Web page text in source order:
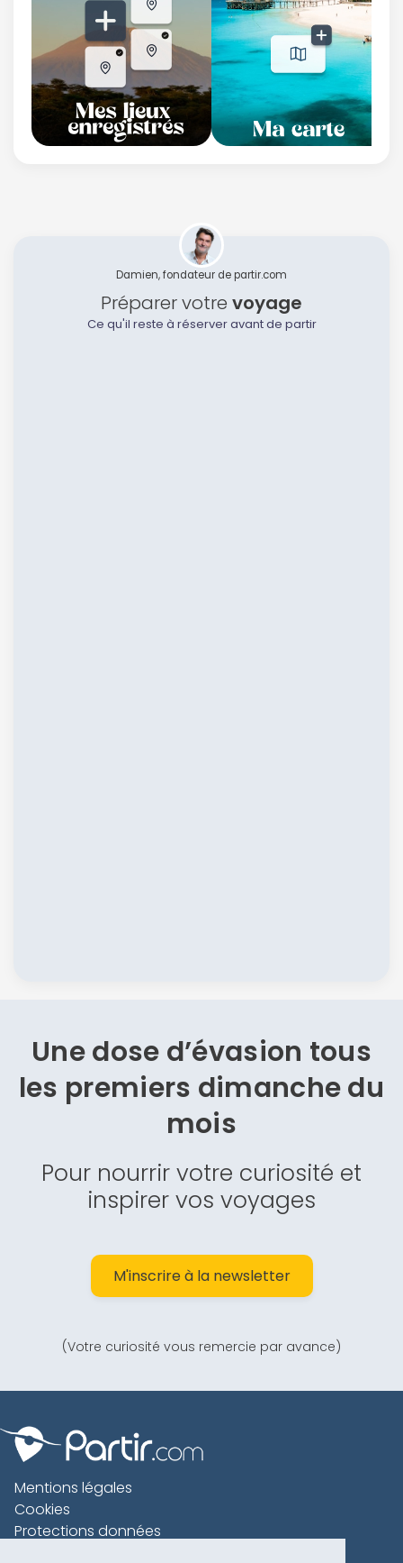
Damien, fondateur de partir.com
Préparer votre voyage
Ce qu'il reste à réserver avant de partir
Une dose d’évasion tous
les premiers dimanche du
mois
Pour nourrir votre curiosité et
inspirer vos voyages
M'inscrire à la newsletter
(Votre curiosité vous remercie par avance)
Mentions légales
Cookies
Protections données